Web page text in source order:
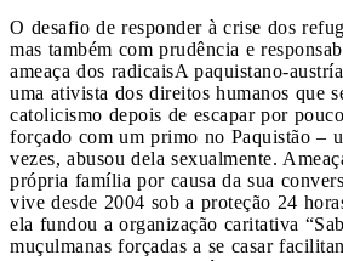
O desafio de responder à crise dos
mas também com prudência e
ameaça dos radicaisA paquistano-
uma ativista dos direitos humanos que
catolicismo depois de escapar por
forçado com um primo no Paquistão –
vezes, abusou dela sexualmente.
própria família por causa da sua
vive desde 2004 sob a proteção 24
ela fundou a organização caritativa
muçulmanas forçadas a se casar